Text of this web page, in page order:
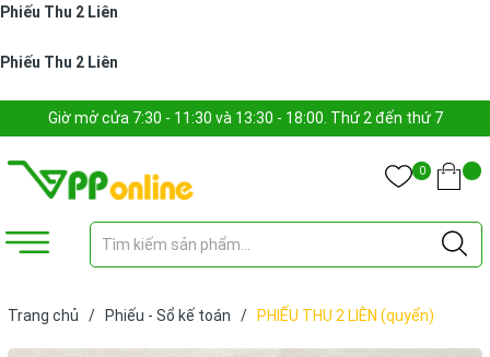
Phiếu Thu 2 Liên
Phiếu Thu 2 Liên
Giờ mở cửa 7:30 - 11:30 và 13:30 - 18:00. Thứ 2 đến thứ 7
0
Trang chủ / Phiếu - Sổ kế toán / PHIẾU THU 2 LIÊN (quyển)